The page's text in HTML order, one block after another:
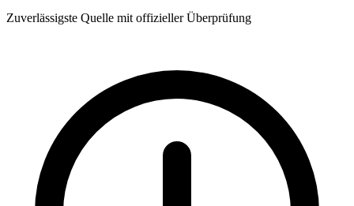
Zuverlässigste Quelle mit offizieller Überprüfung